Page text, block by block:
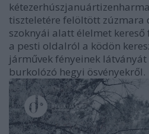
tiszteletére felöltött zúzmara
szoknyái alatt élelmet kereső
a pesti oldalról a ködön
járművek fényeinek
burkolózó hegyi ösvényekről.